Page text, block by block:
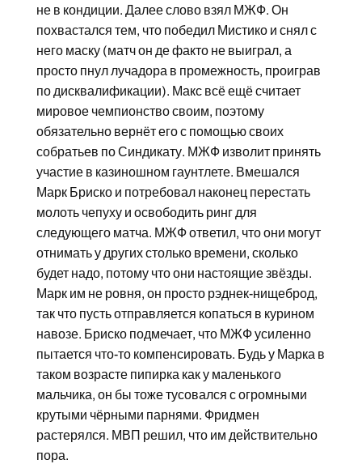
не в кондиции. Далее слово взял МЖФ. Он
похвастался тем, что победил Мистико и снял с
него маску (матч он де факто не выиграл, а
просто пнул лучадора в промежность, проиграв
по дисквалификации). Макс всё ещё считает
мировое чемпионство своим, поэтому
обязательно вернёт его с помощью своих
собратьев по Синдикату. МЖФ изволит принять
участие в казиношном гаунтлете. Вмешался
Марк Бриско и потребовал наконец перестать
молоть чепуху и освободить ринг для
следующего матча. МЖФ ответил, что они могут
отнимать у других столько времени, сколько
будет надо, потому что они настоящие звёзды.
Марк им не ровня, он просто рэднек-нищеброд,
так что пусть отправляется копаться в курином
навозе. Бриско подмечает, что МЖФ усиленно
пытается что-то компенсировать. Будь у Марка в
таком возрасте пипирка как у маленького
мальчика, он бы тоже тусовался с огромными
крутыми чёрными парнями. Фридмен
растерялся. МВП решил, что им действительно
пора.